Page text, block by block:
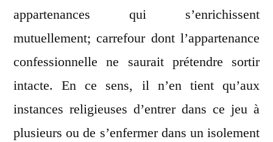
appartenances qui s’enrichissent
mutuellement; carrefour dont l’appartenance
confessionnelle ne saurait prétendre sortir
intacte. En ce sens, il n’en tient qu’aux
instances religieuses d’entrer dans ce jeu à
plusieurs ou de s’enfermer dans un isolement